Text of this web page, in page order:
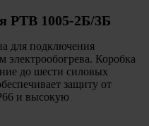
РТВ 1005-2Б/3Б
для подключения
электрообогрева. Коробка
до шести силовых
защиту от
и высокую